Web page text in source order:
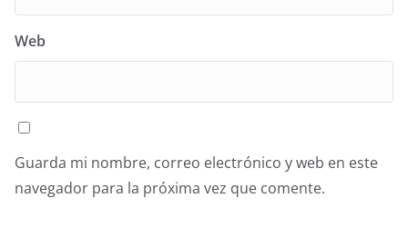
Web
Guarda mi nombre, correo electrónico y web en este
navegador para la próxima vez que comente.